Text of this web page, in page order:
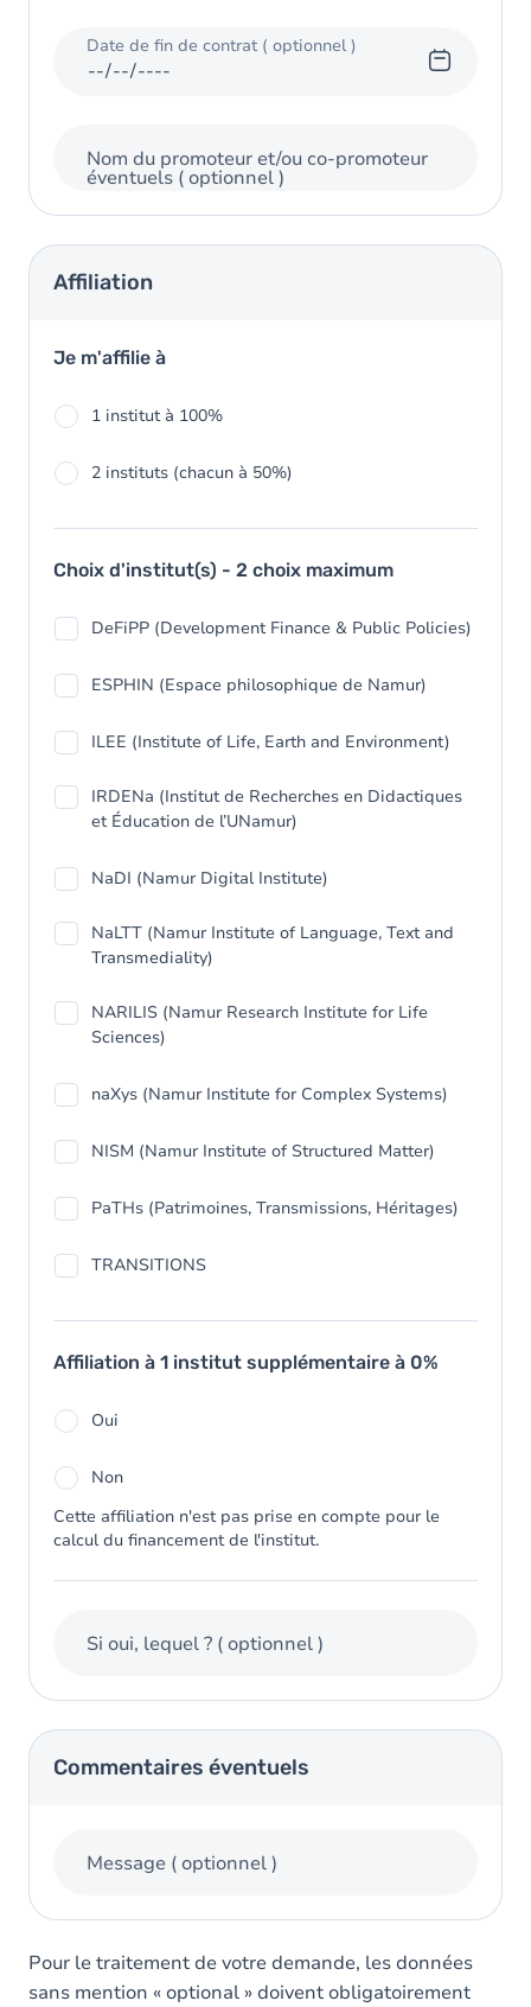
Date de fin de contrat ( optionnel )
Nom du promoteur et/ou co-promoteur
éventuels ( optionnel )
Affiliation
Je m'affilie à
1 institut à 100%
2 instituts (chacun à 50%)
Choix d'institut(s) - 2 choix maximum
DeFiPP (Development Finance & Public Policies)
ESPHIN (Espace philosophique de Namur)
ILEE (Institute of Life, Earth and Environment)
IRDENa (Institut de Recherches en Didactiques
et Éducation de l’UNamur)
NaDI (Namur Digital Institute)
NaLTT (Namur Institute of Language, Text and
Transmediality)
NARILIS (Namur Research Institute for Life
Sciences)
naXys (Namur Institute for Complex Systems)
NISM (Namur Institute of Structured Matter)
PaTHs (Patrimoines, Transmissions, Héritages)
TRANSITIONS
Affiliation à 1 institut supplémentaire à 0%
Oui
Non
Cette affiliation n'est pas prise en compte pour le
calcul du financement de l'institut.
Si oui, lequel ? ( optionnel )
Commentaires éventuels
Message ( optionnel )
Pour le traitement de votre demande, les données
sans mention « optional » doivent obligatoirement